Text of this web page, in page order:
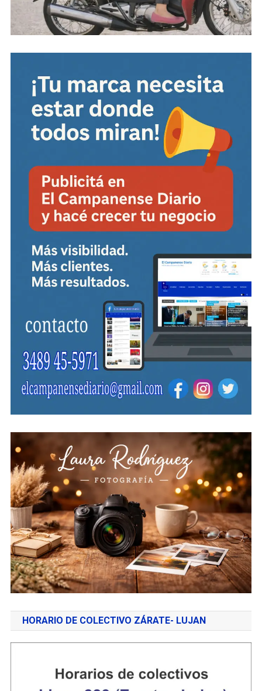
HORARIO DE COLECTIVO ZÁRATE- LUJAN